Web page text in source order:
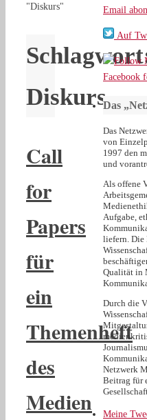
"Diskurs"
Diskurs
Call
for
Papers
für
ein
Themenheft
des
Medien
Email
Auf
Facebook
Das
Das
von
1997 den
und
Als offene
Aufgabe,
liefern. Die
Qualität in
Durch die
Netzwerk
Beitrag für
Meine